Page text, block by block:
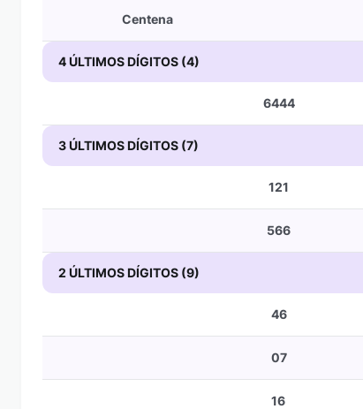
Centena
4 ÚLTIMOS DÍGITOS (4)
6444
3 ÚLTIMOS DÍGITOS (7)
121
566
2 ÚLTIMOS DÍGITOS (9)
46
07
16